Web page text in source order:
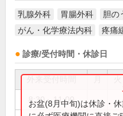
乳腺外科 胃腸外科 胆の
がん・化学療法内科
疼痛
診療/受付時間・休診日
8:30～11:00
お盆(8月中旬)は休診・